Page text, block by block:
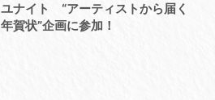
ユナイト “アーティストから届く
年賀状”企画に参加！